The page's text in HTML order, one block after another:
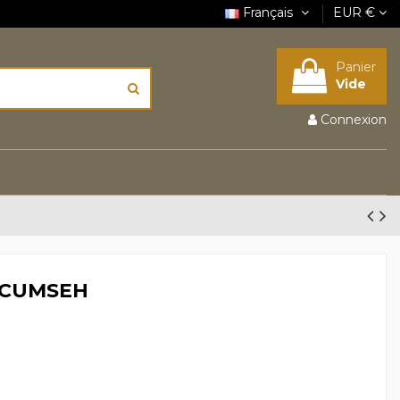
Français EUR €
Panier
Vide
Connexion